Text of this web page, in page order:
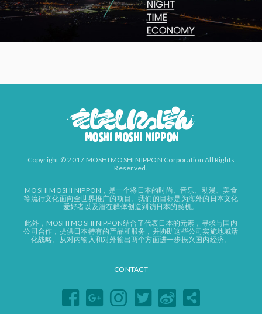
Copyright © 2017 MOSHI MOSHI NIPPON Corporation All Rights
Reserved.
MOSHI MOSHI NIPPON，是一个将日本的时尚、音乐、动漫、美食
等流行文化面向全世界推广的项目。我们的目标是为海外的日本文化
爱好者以及潜在群体创造到访日本的契机。
此外，MOSHI MOSHI NIPPON结合了代表日本的元素，寻求与国内
公司合作，提供日本特有的产品和服务，并协助这些公司实施地域活
化战略。从对内输入和对外输出两个方面进一步振兴国内经济。
CONTACT